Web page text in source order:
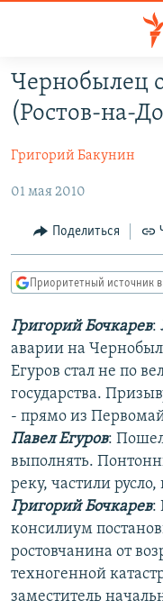
упрощенного
доступа
содержанию
Вернутся
главной
навигации
поиску
ПРОГРАММЫ
ПОДКАСТЫ
АВТОРСКИЕ
ЦИТАТЫ СВОБОДЫ
МНЕНИЯ
КУЛЬТУРА
IDEL.РЕАЛИИ
КАВКАЗ.РЕАЛИИ
СЕВЕР.РЕАЛИИ
СИБИРЬ.РЕАЛИИ
РАСПИСАНИЕ
ПОДПИШИТЕСЬ НА
СОЦИАЛЬНЫЕ СЕТИ
Чернобылец
(Ростов-на-
Григорий Бакунин
01 мая 2010
Поделиться
Приоритетный источник
Григорий Бочкарев:
аварии на
Егуров стал не по
государства.
- прямо из
Павел Егуров:
выполнять.
реку, частили русло,
Григорий Бочкарев:
консилиум
ростовчанина от
техногенной
заместитель